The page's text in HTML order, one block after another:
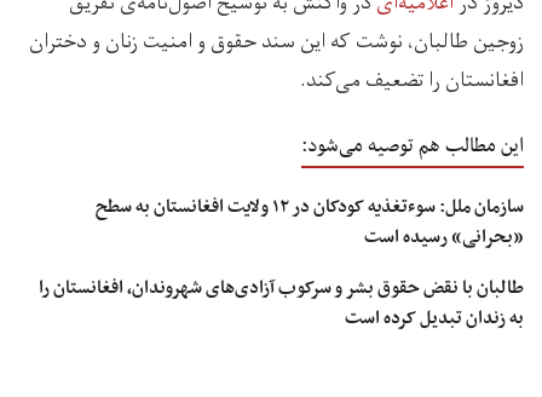
زوجین طالبان، نوشت که این سند حقوق و امنیت زنان و دختران
افغانستان را تضعیف می‌کند.
این مطالب هم توصیه می‌شود:
سازمان ملل: سوءتغذیه کودکان در ۱۲ ولایت‌ افغانستان به سطح
«بحرانی» رسیده است
طالبان با نقض حقوق بشر و سرکوب آزادی‌های شهروندان، افغانستان را
به زندان تبدیل کرده است